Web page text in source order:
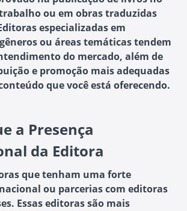
ou em obras traduzidas
especializadas em
ou áreas temáticas tendem
do mercado, além de
e promoção mais adequadas
que você está oferecendo.
a Presença
da Editora
que tenham uma forte
ou parcerias com editoras
Essas editoras são mais